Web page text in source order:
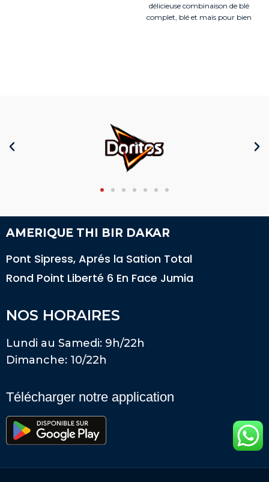
délicieuse combinaison de blé
complet, blé et maïs pour bien
AMERIQUE THI BIR DAKAR
Pont Sipress, Aprés la Sation Total
Rond Point Liberté 6 En Face Jumia
NOS HORAIRES
Lundi au Samedi: 9h/22h
Dimanche: 10/22h
Télécharger notre application